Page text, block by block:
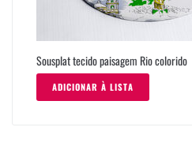
Sousplat tecido paisagem Rio colorido
ADICIONAR À LISTA